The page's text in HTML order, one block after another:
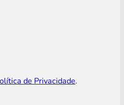
de Privacidade.